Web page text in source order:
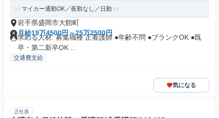
マイカー通勤OK／夜勤なし／日勤
岩手県盛岡市大館町
月給19万4500円～25万2500円
求める人材: 募集職種 正看護師 ●年齢不問 ●ブランクOK ●既
卒・第二新卒OK ...
交通費支給
気になる
正社員